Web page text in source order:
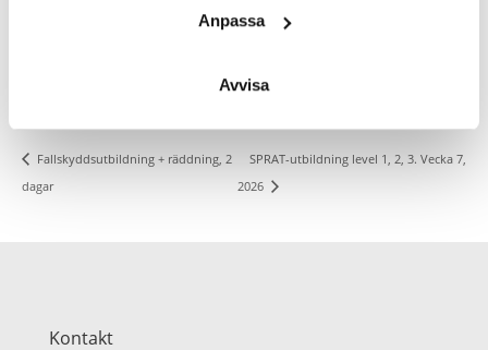
Anpassa
Avvisa
Klätterservice Training Center
Fallskyddsutbildning + räddning, 2
dagar
SPRAT-utbildning level 1, 2, 3. Vecka 7,
2026
Kontakt